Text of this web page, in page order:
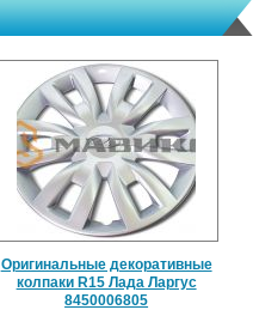
Оригинальные декоративные
колпаки R15 Лада Ларгус
8450006805